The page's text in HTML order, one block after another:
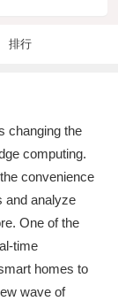
排行
changing the
computing.
convenience
and analyze
One of the
time
homes to
wave of